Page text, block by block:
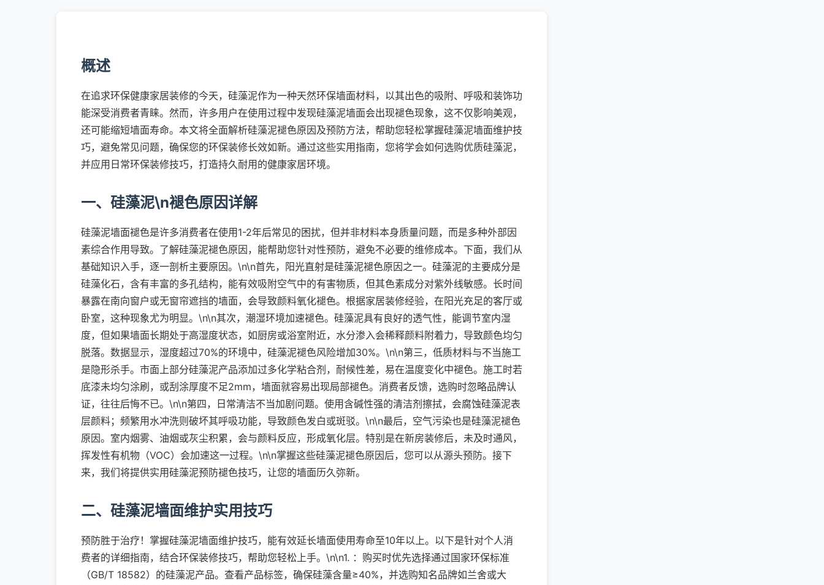
概述
在追求环保健康家居装修的今天，硅藻泥作为一种天然环保墙面材料，以其出色的吸附、呼吸和装饰功
能深受消费者青睐。然而，许多用户在使用过程中发现硅藻泥墙面会出现褪色现象，这不仅影响美观，
还可能缩短墙面寿命。本文将全面解析硅藻泥褪色原因及预防方法，帮助您轻松掌握硅藻泥墙面维护技
巧，避免常见问题，确保您的环保装修长效如新。通过这些实用指南，您将学会如何选购优质硅藻泥，
并应用日常环保装修技巧，打造持久耐用的健康家居环境。
一、硅藻泥\n褪色原因详解
硅藻泥墙面褪色是许多消费者在使用1-2年后常见的困扰，但并非材料本身质量问题，而是多种外部因
素综合作用导致。了解硅藻泥褪色原因，能帮助您针对性预防，避免不必要的维修成本。下面，我们从
基础知识入手，逐一剖析主要原因。\n\n首先，阳光直射是硅藻泥褪色原因之一。硅藻泥的主要成分是
硅藻化石，含有丰富的多孔结构，能有效吸附空气中的有害物质，但其色素成分对紫外线敏感。长时间
暴露在南向窗户或无窗帘遮挡的墙面，会导致颜料氧化褪色。根据家居装修经验，在阳光充足的客厅或
卧室，这种现象尤为明显。\n\n其次，潮湿环境加速褪色。硅藻泥具有良好的透气性，能调节室内湿
度，但如果墙面长期处于高湿度状态，如厨房或浴室附近，水分渗入会稀释颜料附着力，导致颜色均匀
脱落。数据显示，湿度超过70%的环境中，硅藻泥褪色风险增加30%。\n\n第三，低质材料与不当施工
是隐形杀手。市面上部分硅藻泥产品添加过多化学粘合剂，耐候性差，易在温度变化中褪色。施工时若
底漆未均匀涂刷，或刮涂厚度不足2mm，墙面就容易出现局部褪色。消费者反馈，选购时忽略品牌认
证，往往后悔不已。\n\n第四，日常清洁不当加剧问题。使用含碱性强的清洁剂擦拭，会腐蚀硅藻泥表
层颜料；频繁用水冲洗则破坏其呼吸功能，导致颜色发白或斑驳。\n\n最后，空气污染也是硅藻泥褪色
原因。室内烟雾、油烟或灰尘积累，会与颜料反应，形成氧化层。特别是在新房装修后，未及时通风，
挥发性有机物（VOC）会加速这一过程。\n\n掌握这些硅藻泥褪色原因后，您可以从源头预防。接下
来，我们将提供实用硅藻泥预防褪色技巧，让您的墙面历久弥新。
二、硅藻泥墙面维护实用技巧
预防胜于治疗！掌握硅藻泥墙面维护技巧，能有效延长墙面使用寿命至10年以上。以下是针对个人消
费者的详细指南，结合环保装修技巧，帮助您轻松上手。\n\n1. ：购买时优先选择通过国家环保标准
（GB/T 18582）的硅藻泥产品。查看产品标签，确保硅藻含量≥40%，并选购知名品牌如兰舍或大